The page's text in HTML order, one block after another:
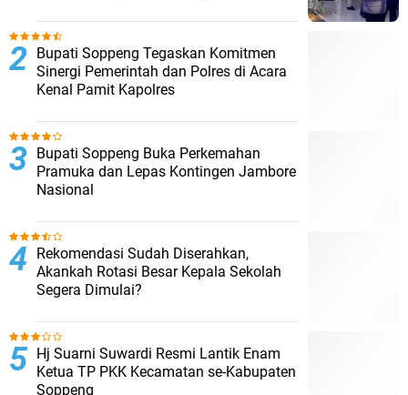
Bupati Soppeng Tegaskan Komitmen
Sinergi Pemerintah dan Polres di Acara
Kenal Pamit Kapolres
Bupati Soppeng Buka Perkemahan
Pramuka dan Lepas Kontingen Jambore
Nasional
Rekomendasi Sudah Diserahkan,
Akankah Rotasi Besar Kepala Sekolah
Segera Dimulai?
Hj Suarni Suwardi Resmi Lantik Enam
Ketua TP PKK Kecamatan se-Kabupaten
Soppeng